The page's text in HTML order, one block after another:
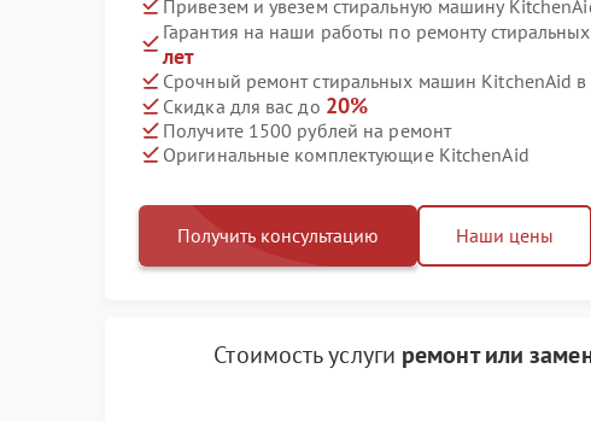
Привезем и увезем стиральную машину
Гарантия на наши работы по ремонту
лет
Срочный ремонт стиральных машин KitchenAid в
Скидка для вас до 20%
Получите 1500 рублей на ремонт
Оригинальные комплектующие KitchenAid
Получить консультацию Наши цены
Стоимость услуги ремонт или